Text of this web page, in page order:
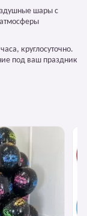
шары с
круглосуточно.
под ваш праздник